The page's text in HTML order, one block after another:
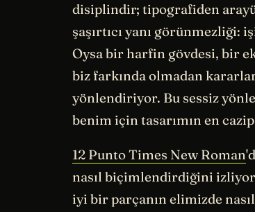
disiplindir; tipografiden
şaşırtıcı yanı görünmezliği:
Oysa bir harfin gövdesi, bir
biz farkında olmadan
yönlendiriyor. Bu sessiz
benim için tasarımın en
12 Punto Times New Roman
nasıl biçimlendirdiğini
iyi bir parçanın elimizde